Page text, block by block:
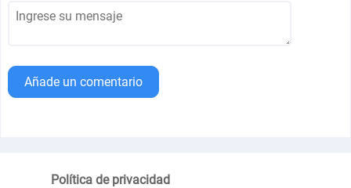
Añade un comentario
Política de privacidad